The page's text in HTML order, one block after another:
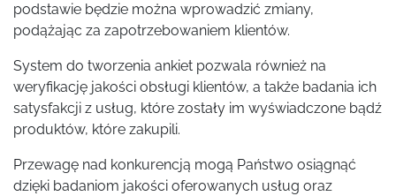
podstawie będzie można wprowadzić zmiany,
podążając za zapotrzebowaniem klientów.
System do tworzenia ankiet pozwala również na
weryfikację jakości obsługi klientów, a także badania ich
satysfakcji z usług, które zostały im wyświadczone bądź
produktów, które zakupili.
Przewagę nad konkurencją mogą Państwo osiągnąć
dzięki badaniom jakości oferowanych usług oraz